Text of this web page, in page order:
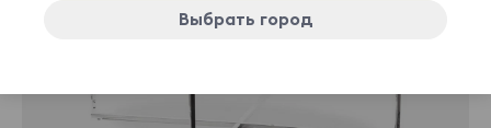
Выбрать город